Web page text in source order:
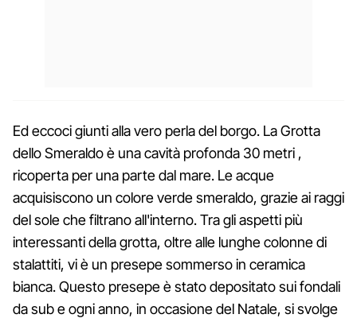
Ed eccoci giunti alla vero perla del borgo. La Grotta
dello Smeraldo è una cavità profonda 30 metri ,
ricoperta per una parte dal mare. Le acque
acquisiscono un colore verde smeraldo, grazie ai raggi
del sole che filtrano all'interno. Tra gli aspetti più
interessanti della grotta, oltre alle lunghe colonne di
stalattiti, vi è un presepe sommerso in ceramica
bianca. Questo presepe è stato depositato sui fondali
da sub e ogni anno, in occasione del Natale, si svolge